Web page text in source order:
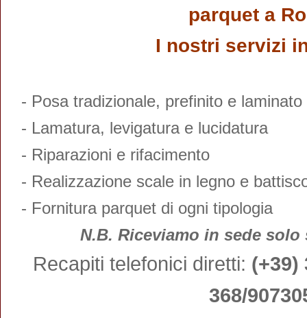
parquet a
I nostri servizi
- Posa tradizionale, prefinito e laminato
- Lamatura, levigatura e lucidatura
- Riparazioni e rifacimento
- Realizzazione scale in legno e
- Fornitura parquet di ogni tipologia
N.B. Riceviamo in sede
Recapiti telefonici diretti: (+39)
368/